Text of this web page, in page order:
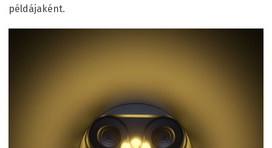
példájaként.